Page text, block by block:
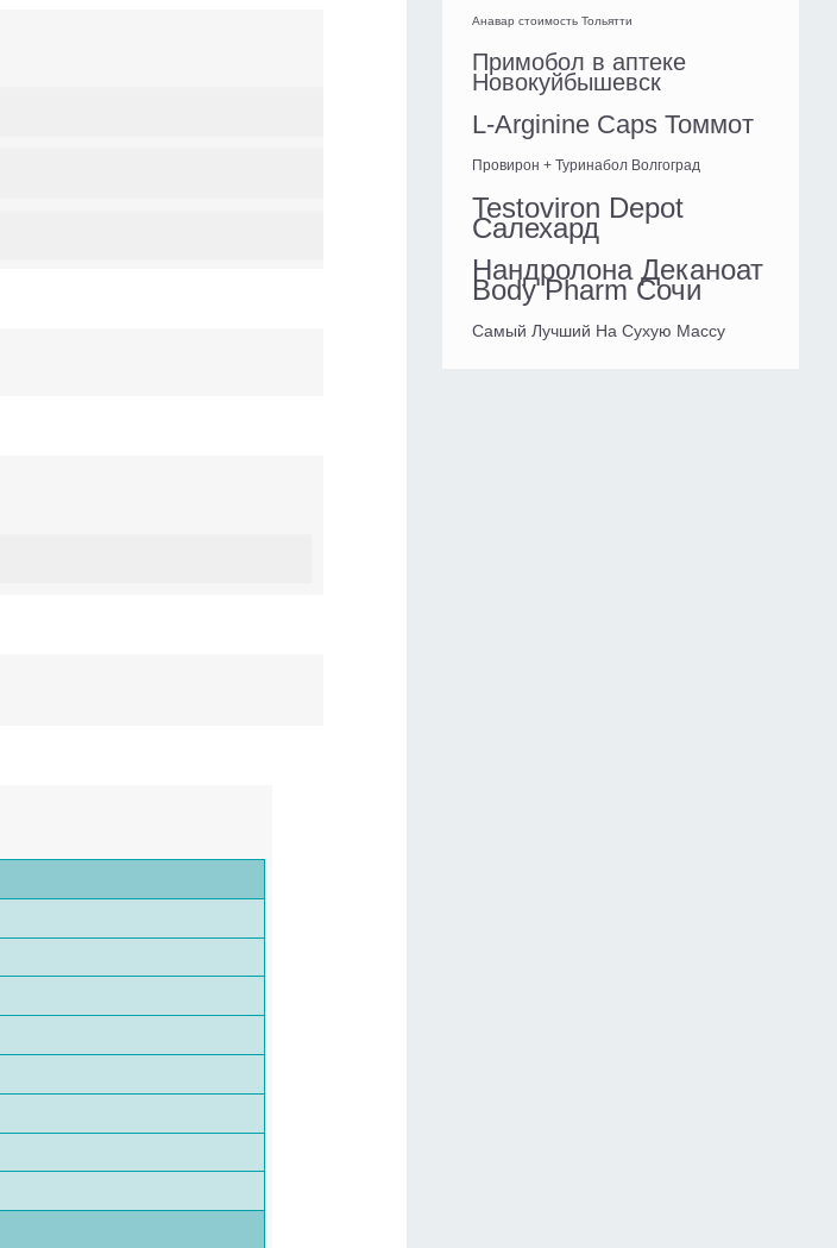
Анавар стоимость Тольятти
Примобол в аптеке
Новокуйбышевск
L-Arginine Caps Томмот
Провирон + Туринабол Волгоград
Testoviron Depot
Салехард
Нандролона Деканоат
Body Pharm Сочи
Самый Лучший На Сухую Массу